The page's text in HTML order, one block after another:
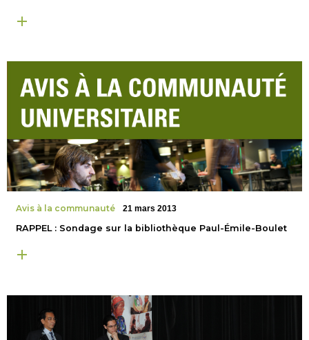
Avis à la communauté 21 mars 2013
RAPPEL : Sondage sur la bibliothèque Paul-Émile-Boulet